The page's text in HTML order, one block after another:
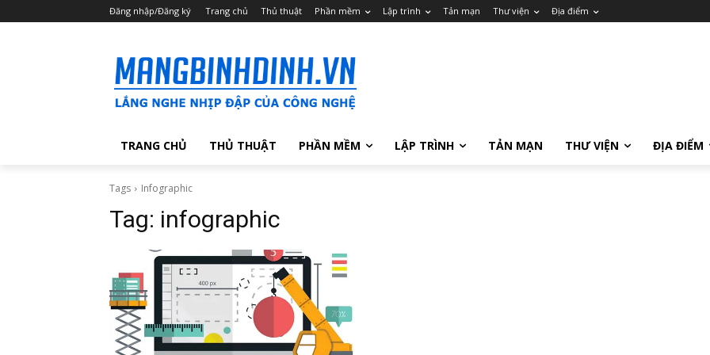
Đăng nhập/Đăng ký Trang chủ Thủ thuật Phần mềm Lập trình Tản mạn Thư viện Địa điểm
TRANG CHỦ THỦ THUẬT PHẦN MỀM LẬP TRÌNH TẢN MẠN THƯ VIỆN ĐỊA ĐIỂM
Tags Infographic
Tag: infographic